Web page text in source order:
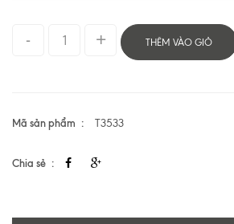
THÊM VÀO GIỎ
Mã sản phẩm T3533
Chia sẻ